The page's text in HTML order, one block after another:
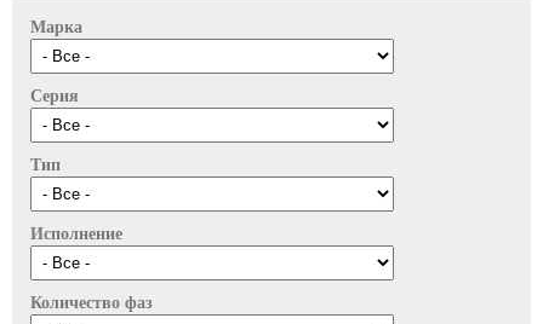
Марка
Серия
Тип
Исполнение
Количество фаз